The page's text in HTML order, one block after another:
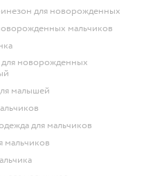
для новорожденных
мальчиков
малышей
для мальчиков
мальчиков